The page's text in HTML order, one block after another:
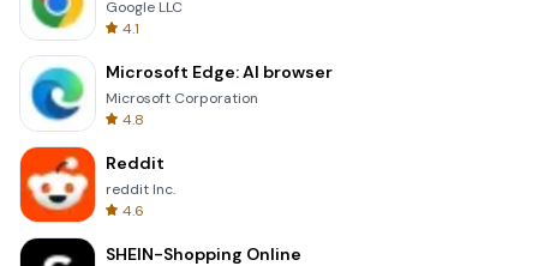
Google LLC
4.1
Microsoft Edge: AI browser
Microsoft Corporation
4.8
Reddit
reddit Inc.
4.6
SHEIN-Shopping Online